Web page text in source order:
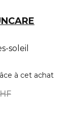
soleil
à cet achat